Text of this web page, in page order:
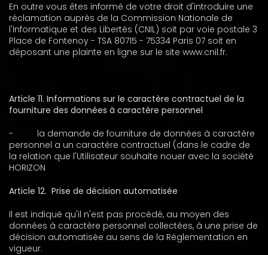
En outre vous êtes informé de votre droit d'introduire une
réclamation auprès de la Commission Nationale de
l'Informatique et des Libertés (CNIL) soit par voie postale 3
Place de Fontenoy - TSA 80715 - 75334 Paris 07 soit en
déposant une plainte en ligne sur le site www.cnil.fr.
Article 11. Informations sur le caractère contractuel de la
fourniture des données à caractère personnel
-
la demande de fourniture de données à caractère
personnel a un caractère contractuel (dans le cadre de
la relation que l'Utilisateur souhaite nouer avec la société
HORIZON
Article 12. Prise de décision automatisée
Il est indiqué qu'il n'est pas procédé, au moyen des
données à caractère personnel collectées, à une prise de
décision automatisée au sens de la Réglementation en
vigueur.